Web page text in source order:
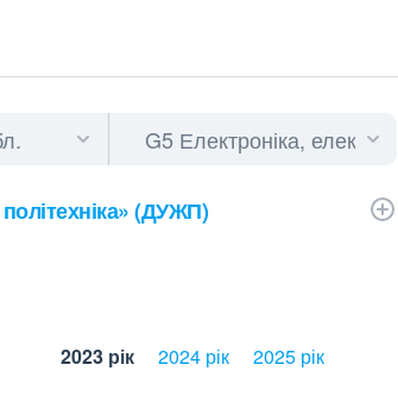
(ДУЖП)
2023 рік 2024 рік 2025 рік